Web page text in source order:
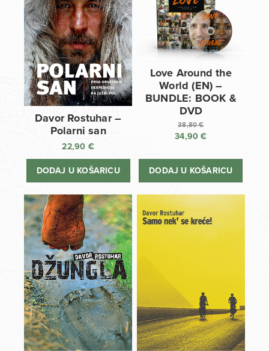
Davor Rostuhar –
Polarni san
22,90 €
DODAJ U KOŠARICU
Love Around the
World (EN) –
BUNDLE: BOOK &
DVD
38,80€
Izvorna
bila
34,90€
cijena
DODAJ U KOŠARICU